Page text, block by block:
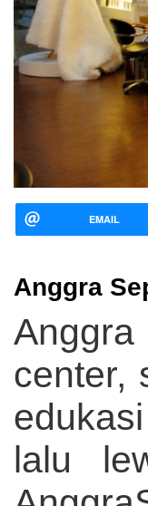
EMAIL
Anggra
center,
lalu